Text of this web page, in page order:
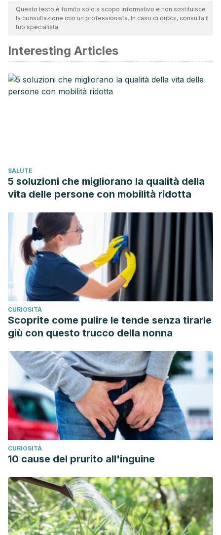
Questo testo è fornito solo a scopo informativo e non sostituisce
la consultazione con un professionista. In caso di dubbi, consulta il
tuo specialista.
Interesting Articles
SALUTE
5 soluzioni che migliorano la qualità della
vita delle persone con mobilità ridotta
CURIOSITÀ
Scoprite come pulire le tende senza tirarle
giù con questo trucco della nonna
CURIOSITÀ
10 cause del prurito all'inguine